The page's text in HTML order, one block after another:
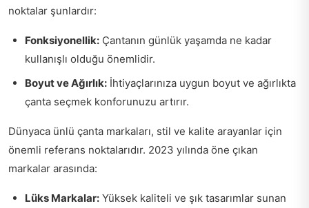
noktalar şunlardır:
Fonksiyonellik: Çantanın günlük yaşamda ne kadar
kullanışlı olduğu önemlidir.
Boyut ve Ağırlık: İhtiyaçlarınıza uygun boyut ve ağırlıkta
çanta seçmek konforunuzu artırır.
Dünyaca ünlü çanta markaları, stil ve kalite arayanlar için
önemli referans noktalarıdır. 2023 yılında öne çıkan
markalar arasında:
Lüks Markalar: Yüksek kaliteli ve şık tasarımlar sunan